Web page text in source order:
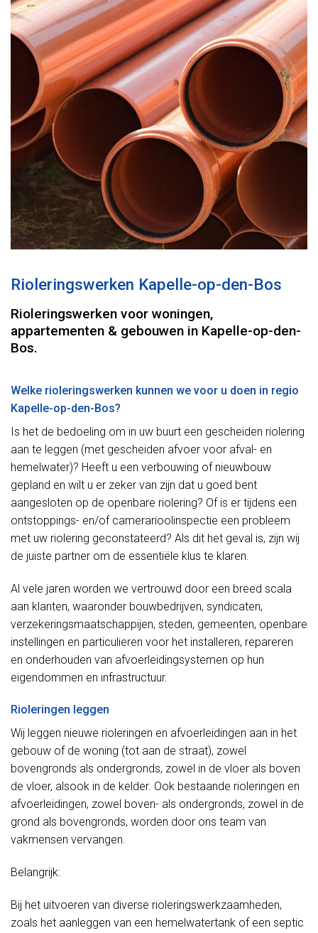
Rioleringswerken Kapelle-op-den-Bos
Rioleringswerken voor woningen,
appartementen & gebouwen in Kapelle-op-den-
Bos.
Welke rioleringswerken kunnen we voor u doen in regio
Kapelle-op-den-Bos?
Is het de bedoeling om in uw buurt een gescheiden riolering
aan te leggen (met gescheiden afvoer voor afval- en
hemelwater)? Heeft u een verbouwing of nieuwbouw
gepland en wilt u er zeker van zijn dat u goed bent
aangesloten op de openbare riolering? Of is er tijdens een
ontstoppings- en/of camerarioolinspectie een probleem
met uw riolering geconstateerd? Als dit het geval is, zijn wij
de juiste partner om de essentiële klus te klaren.
Al vele jaren worden we vertrouwd door een breed scala
aan klanten, waaronder bouwbedrijven, syndicaten,
verzekeringsmaatschappijen, steden, gemeenten, openbare
instellingen en particulieren voor het installeren, repareren
en onderhouden van afvoerleidingsystemen op hun
eigendommen en infrastructuur.
Rioleringen leggen
Wij leggen nieuwe rioleringen en afvoerleidingen aan in het
gebouw of de woning (tot aan de straat), zowel
bovengronds als ondergronds, zowel in de vloer als boven
de vloer, alsook in de kelder. Ook bestaande rioleringen en
afvoerleidingen, zowel boven- als ondergronds, zowel in de
grond als bovengronds, worden door ons team van
vakmensen vervangen.
Belangrijk:
Bij het uitvoeren van diverse rioleringswerkzaamheden,
zoals het aanleggen van een hemelwatertank of een septic